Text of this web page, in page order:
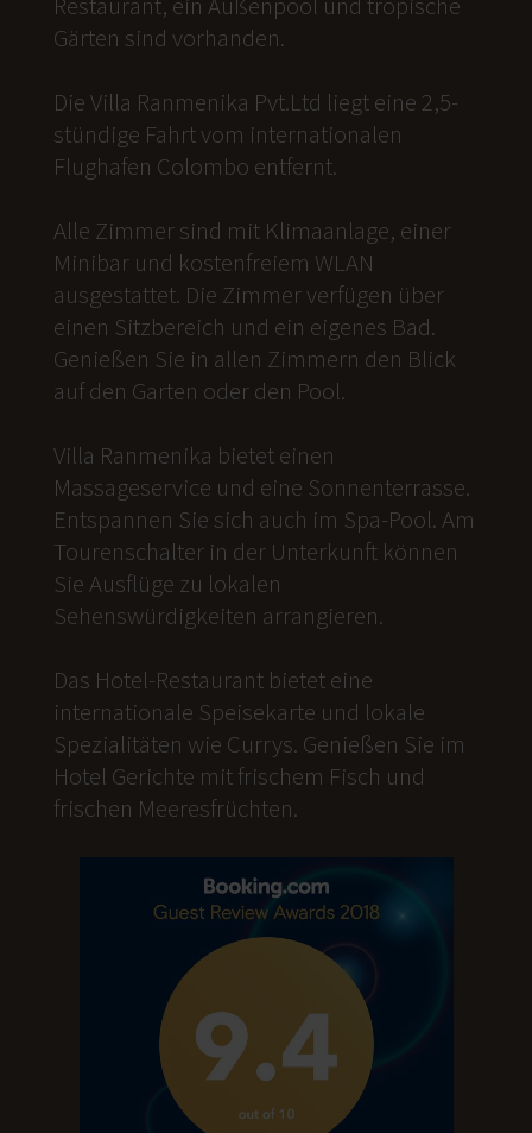
Gärten sind vorhanden.
Die Villa Ranmenika Pvt.Ltd liegt eine 2,5-
stündige Fahrt vom internationalen
Flughafen Colombo entfernt.
Alle Zimmer sind mit Klimaanlage, einer
Minibar und kostenfreiem WLAN
ausgestattet. Die Zimmer verfügen über
einen Sitzbereich und ein eigenes Bad.
Genießen Sie in allen Zimmern den Blick
auf den Garten oder den Pool.
Villa Ranmenika bietet einen
Massageservice und eine Sonnenterrasse.
Entspannen Sie sich auch im Spa-Pool. Am
Tourenschalter in der Unterkunft können
Sie Ausflüge zu lokalen
Sehenswürdigkeiten arrangieren.
Das Hotel-Restaurant bietet eine
internationale Speisekarte und lokale
Spezialitäten wie Currys. Genießen Sie im
Hotel Gerichte mit frischem Fisch und
frischen Meeresfrüchten.